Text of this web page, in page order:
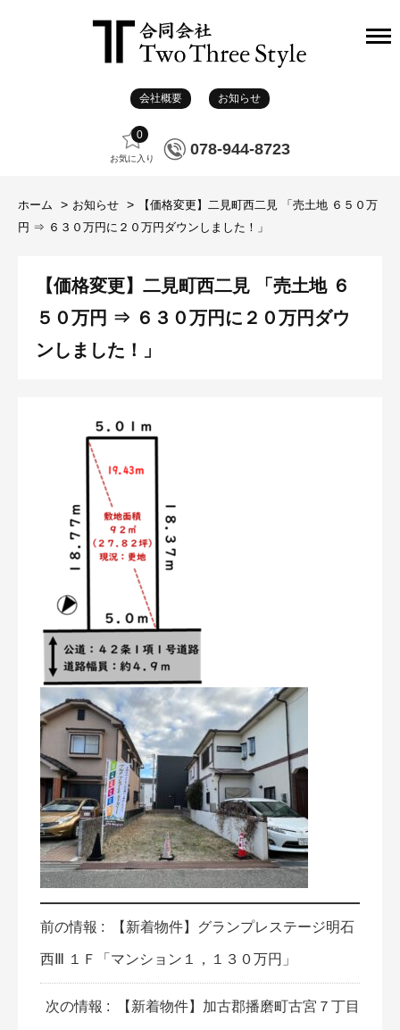
会社概要 お知らせ
0
お気に入り
078-944-8723
ホーム お知らせ
【価格変更】二見町西二見 「売土地 ６５０万
円 ⇒ ６３０万円に２０万円ダウンしました！」
【価格変更】二見町西二見 「売土地 ６
５０万円 ⇒ ６３０万円に２０万円ダウ
ンしました！」
前の情報 : 【新着物件】グランプレステージ明石
西Ⅲ １Ｆ「マンション１，１３０万円」
次の情報 : 【新着物件】加古郡播磨町古宮７丁目